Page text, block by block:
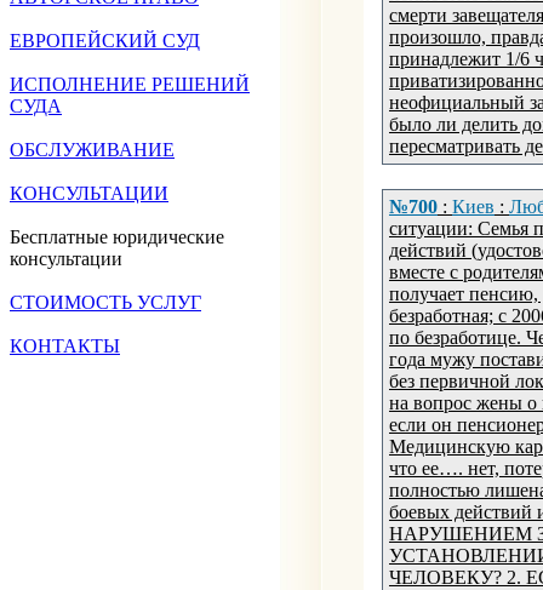
ЕВРОПЕЙСКИЙ СУД
ИСПОЛНЕНИЕ РЕШЕНИЙ
СУДА
ОБСЛУЖИВАНИЕ
КОНСУЛЬТАЦИИ
Бесплатные юридические
консультации
СТОИМОСТЬ УСЛУГ
КОНТАКТЫ
смерти
произошло,
принадлежит 1/6
неофициальный
было ли делить
пересматривать
№700 : Киев :
ситуации: Семья
действий
вместе с
получает
безработная; с
по безработице.
года мужу
без первичной
на вопрос жены о
если он
Медицинскую
что ее…. нет,
полностью
боевых
НАРУШЕНИЕМ
ЧЕЛОВЕКУ? 2.